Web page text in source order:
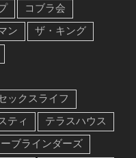
コブラ会
ン
ザ・キング
ックスライフ
ティ
テラスハウス
ブラインダーズ